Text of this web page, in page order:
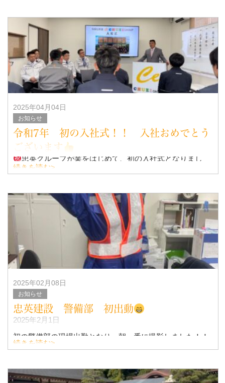
『城南宮の「正五九参り」とは、正月（1月）、5月、9月
の3つの月に神様に、
2025年04月04日
お知らせ
令和7年 初の入社式！！ 入社おめでとう
ございます
忠英グループが業をはじめて、初の入社式となりまし
た！！
なんと！！ 今年の入社式は、6名
続きを読む>
2025年02月08日
お知らせ
忠英建設 警備部 初出動
2025年2月1日
初の警備部の現場出勤となり、朝一番に撮影しました！！
欲しいです。
続きを読む>